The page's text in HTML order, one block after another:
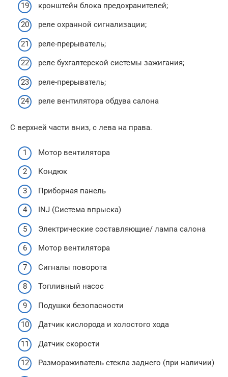
кронштейн блока предохранителей;
реле охранной сигнализации;
реле-прерыватель;
реле бухгалтерской системы зажигания;
реле-прерыватель;
реле вентилятора обдува салона
С верхней части вниз, с лева на права.
Мотор вентилятора
Кондюк
Приборная панель
INJ (Система впрыска)
Электрические составляющие/ лампа салона
Мотор вентилятора
Сигналы поворота
Топливный насос
Подушки безопасности
Датчик кислорода и холостого хода
Датчик скорости
Размораживатель стекла заднего (при наличии)